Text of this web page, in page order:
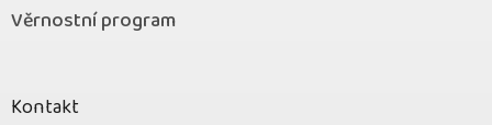
Věrnostní program
Kontakt